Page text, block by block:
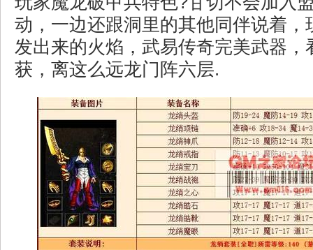
动，一边还跟洞里的其他同伴说着，
发出来的火焰，武易传奇完美武器，
获，离这么远龙门阵六层.